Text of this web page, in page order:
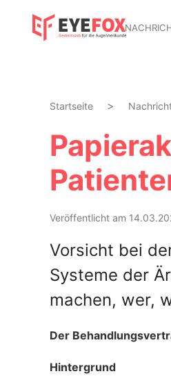
Startseite
Veröffentlicht am
Vorsicht bei
Systeme der
machen, wer,
Der
Hintergrund